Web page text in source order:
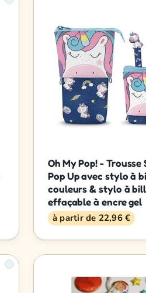
Oh My Pop! - Trousse
Pop Up avec stylo à
couleurs & stylo à
effaçable à encre gel
à partir de 22,96 €